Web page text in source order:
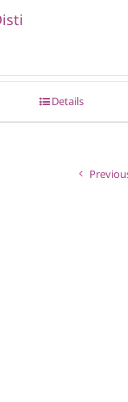
Details